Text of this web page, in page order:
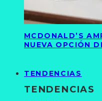
MCDONALD’S
NUEVA OPCIÓN
TENDENCIAS
TENDENCIAS